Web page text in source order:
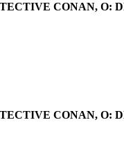
CONAN, O:
CONAN, O: